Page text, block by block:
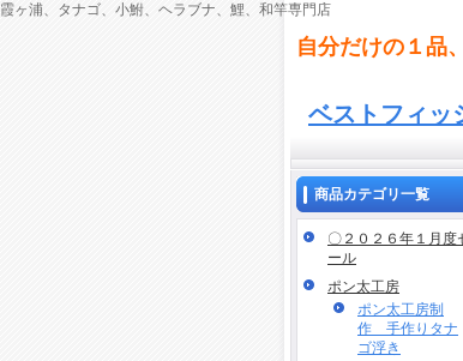
霞ヶ浦、タナゴ、小鮒、ヘラブナ、鯉、和竿専門店
自分だけの１品
ベストフィ
商品カテゴリ一覧
〇２０２６年１月度
ール
ポン太工房
ポン太工房制
作 手作りタナ
ゴ浮き